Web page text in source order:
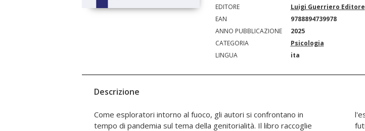
EDITORE
Luigi Guerriero Editore
EAN
9788894739978
ANNO PUBBLICAZIONE
2025
CATEGORIA
Psicologia
LINGUA
ita
Descrizione
Come esploratori intorno al fuoco, gli autori si confrontano in
tempo di pandemia sul tema della genitorialità. Il libro raccoglie
l'esercizio della funzione adulta possa contribuire a preservare le
future generazioni da un destino incerto. In assenza di una netta